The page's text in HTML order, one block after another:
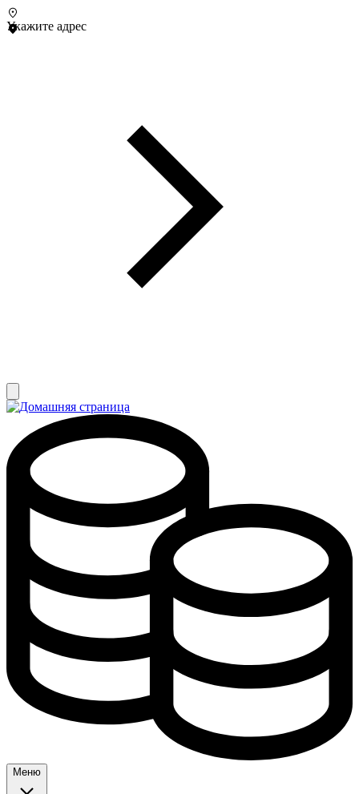
Укажите адрес
Меню